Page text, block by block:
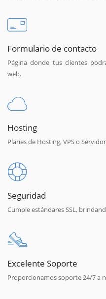
Formulario de contacto
Página donde tus clientes
web.
Hosting
Planes de Hosting, VPS o
Seguridad
Cumple estándares SSL,
Excelente Soporte
Proporcionamos soporte 24/7 a